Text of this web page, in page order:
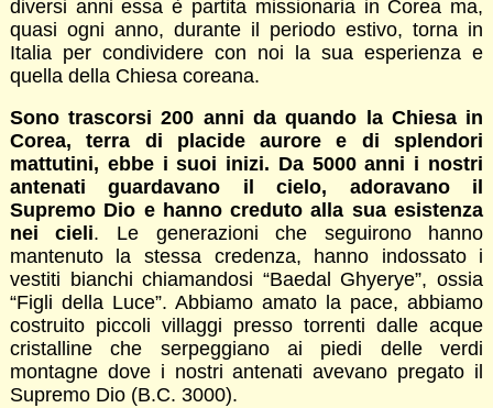
diversi anni essa è partita missionaria in Corea ma,
quasi ogni anno, durante il periodo estivo, torna in
Italia per condividere con noi la sua esperienza e
quella della Chiesa coreana.
Sono trascorsi 200 anni da quando la Chiesa in
Corea, terra di placide aurore e di splendori
mattutini, ebbe i suoi inizi. Da 5000 anni i nostri
antenati guardavano il cielo, adoravano il
Supremo Dio e hanno creduto alla sua esistenza
nei cieli. Le generazioni che seguirono hanno
mantenuto la stessa credenza, hanno indossato i
vestiti bianchi chiamandosi “Baedal Ghyerye”, ossia
“Figli della Luce”. Abbiamo amato la pace, abbiamo
costruito piccoli villaggi presso torrenti dalle acque
cristalline che serpeggiano ai piedi delle verdi
montagne dove i nostri antenati avevano pregato il
Supremo Dio (B.C. 3000).